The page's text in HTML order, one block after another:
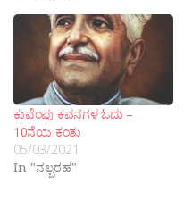
ಕುವೆಂಪು ಕವನಗಳ ಓದು –
10ನೆಯ ಕಂತು
05/03/2021
In "ನಲ್ಬರಹ"